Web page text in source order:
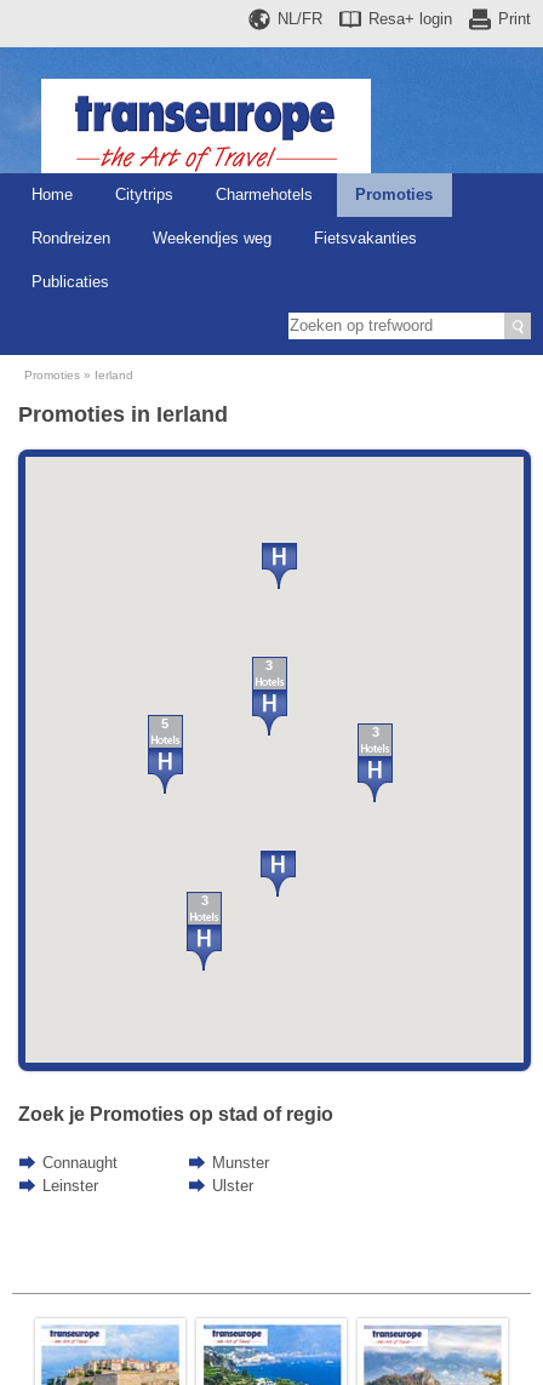
Print
Resa+ login
NL/FR
Home Citytrips Charmehotels Promoties
Rondreizen Weekendjes weg Fietsvakanties
Publicaties
Promoties Ierland
Promoties in Ierland
5
3
3
3
Zoek je Promoties op stad of regio
Connaught
Leinster
Munster
Ulster